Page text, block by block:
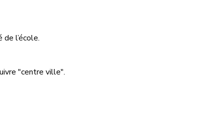
l’école.
"centre ville".